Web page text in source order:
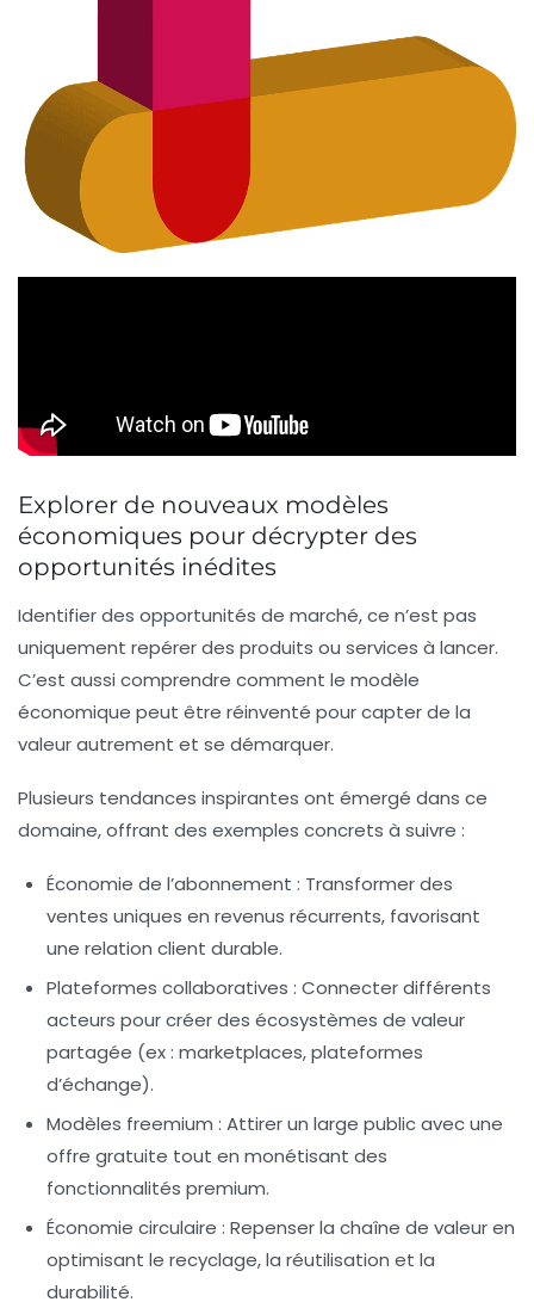
Explorer de nouveaux modèles
économiques pour décrypter des
opportunités inédites
Identifier des opportunités de marché, ce n’est pas
uniquement repérer des produits ou services à lancer.
C’est aussi comprendre comment le modèle
économique peut être réinventé pour capter de la
valeur autrement et se démarquer.
Plusieurs tendances inspirantes ont émergé dans ce
domaine, offrant des exemples concrets à suivre :
Économie de l’abonnement : Transformer des
ventes uniques en revenus récurrents, favorisant
une relation client durable.
Plateformes collaboratives : Connecter différents
acteurs pour créer des écosystèmes de valeur
partagée (ex : marketplaces, plateformes
d’échange).
Modèles freemium : Attirer un large public avec une
offre gratuite tout en monétisant des
fonctionnalités premium.
Économie circulaire : Repenser la chaîne de valeur en
optimisant le recyclage, la réutilisation et la
durabilité.